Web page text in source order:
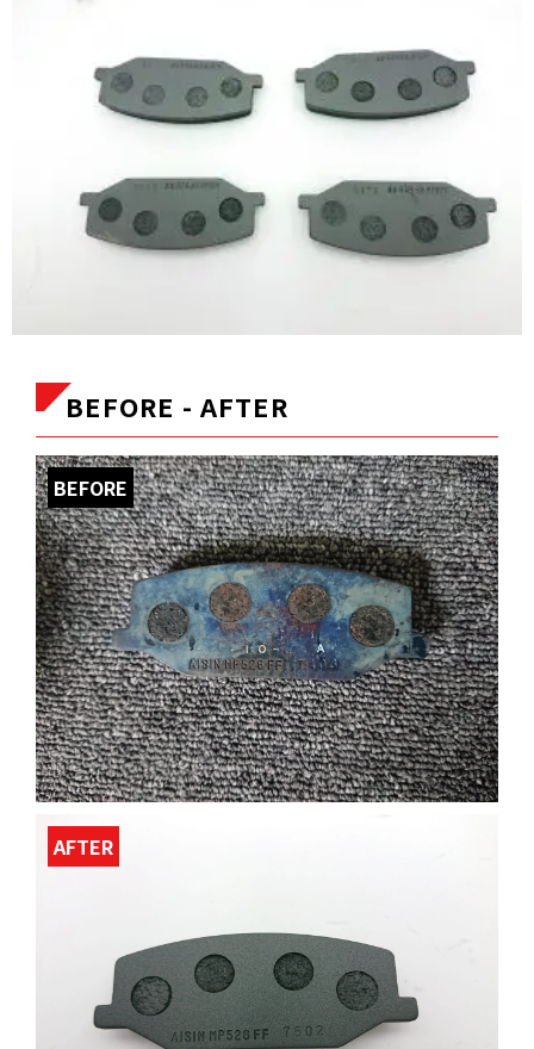
BEFORE - AFTER
BEFORE
AFTER